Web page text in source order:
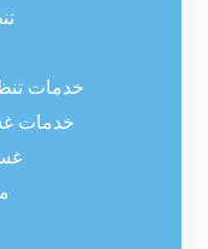
خدمات
خدمات